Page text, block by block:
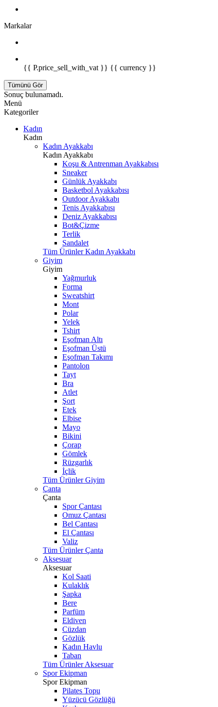
Markalar
{{ P.price_sell_with_vat }} {{ currency }}
Tümünü Gör
Sonuç bulunamadı.
Menü
Kategoriler
Kadın
Kadın
Kadın Ayakkabı
Kadın Ayakkabı
Koşu & Antrenman Ayakkabısı
Sneaker
Günlük Ayakkabı
Basketbol Ayakkabısı
Outdoor Ayakkabı
Tenis Ayakkabısı
Deniz Ayakkabısı
Bot&Çizme
Terlik
Sandalet
Tüm Ürünler Kadın Ayakkabı
Giyim
Giyim
Yağmurluk
Forma
Sweatshirt
Mont
Polar
Yelek
Tshirt
Eşofman Altı
Eşofman Üstü
Eşofman Takımı
Pantolon
Tayt
Bra
Atlet
Şort
Etek
Elbise
Mayo
Bikini
Çorap
Gömlek
Rüzgarlık
İçlik
Tüm Ürünler Giyim
Çanta
Çanta
Spor Çantası
Omuz Çantası
Bel Çantası
El Çantası
Valiz
Tüm Ürünler Çanta
Aksesuar
Aksesuar
Kol Saati
Kulaklık
Şapka
Bere
Parfüm
Eldiven
Cüzdan
Gözlük
Kadın Havlu
Taban
Tüm Ürünler Aksesuar
Spor Ekipman
Spor Ekipman
Pilates Topu
Yüzücü Gözlüğü